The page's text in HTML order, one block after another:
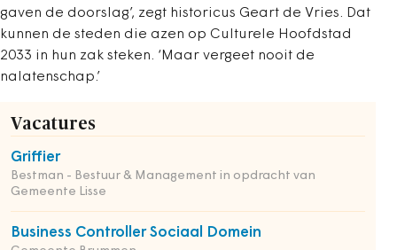
gaven de doorslag’, zegt historicus Geart de Vries. Dat
kunnen de steden die azen op Culturele Hoofdstad
2033 in hun zak steken. ‘Maar vergeet nooit de
nalatenschap.’
Vacatures
Griffier
Bestman - Bestuur & Management in opdracht van
Gemeente Lisse
Business Controller Sociaal Domein